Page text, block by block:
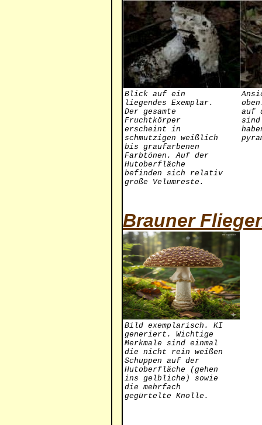
Blick auf ein
liegendes Exemplar.
Der gesamte
Fruchtkörper
erscheint in
schmutzigen weißlich
bis graufarbenen
Farbtönen. Auf der
Hutoberfläche
befinden sich relativ
große Velumreste.
auf
Brauner
Bild exemplarisch. KI
generiert. Wichtige
Merkmale sind einmal
die nicht rein weißen
Schuppen auf der
Hutoberfläche (gehen
ins gelbliche) sowie
die mehrfach
gegürtelte Knolle.